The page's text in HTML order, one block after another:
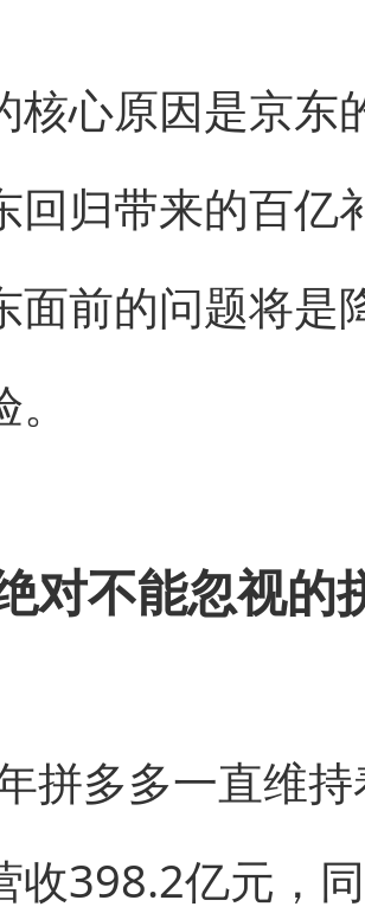
核心原因是京东
回归带来的百亿
面前的问题将是
对不能忽视的
拼多多一直维
收398.2亿元，